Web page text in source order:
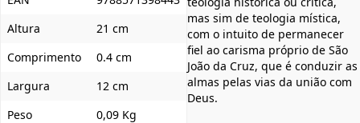
Altura
21 cm
Comprimento
0.4 cm
Largura
12 cm
Peso
0,09 Kg
mas sim de teologia mística,
com o intuito de permanecer
fiel ao carisma próprio de São
João da Cruz, que é conduzir as
almas pelas vias da união com
Deus.